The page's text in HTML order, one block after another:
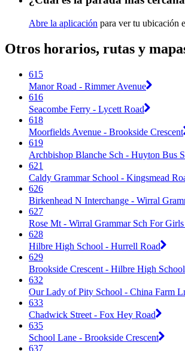
Abre la aplicación para ver tu ubicación
Otros horarios, rutas y
615
Manor Road - Rimmer Avenue
616
Seacombe Ferry - Lycett Road
618
Moorfields Avenue - Brookside Crescent
619
Archbishop Blanche Sch - Huyton Bus
621
Caldy Grammar School - Kingsmead
626
Birkenhead N Interchange - Wirral
627
Rose Mt - Wirral Grammar Sch For
628
Hilbre High School - Hurrell Road
629
Brookside Crescent - Hilbre High School
632
Our Lady of Pity School - China Farm
633
Chadwick Street - Fox Hey Road
635
School Lane - Brookside Crescent
637